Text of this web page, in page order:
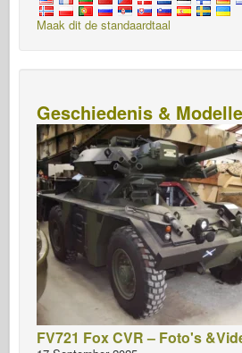
Maak dit de standaardtaal
Geschiedenis &
FV721 Fox CVR – Foto's